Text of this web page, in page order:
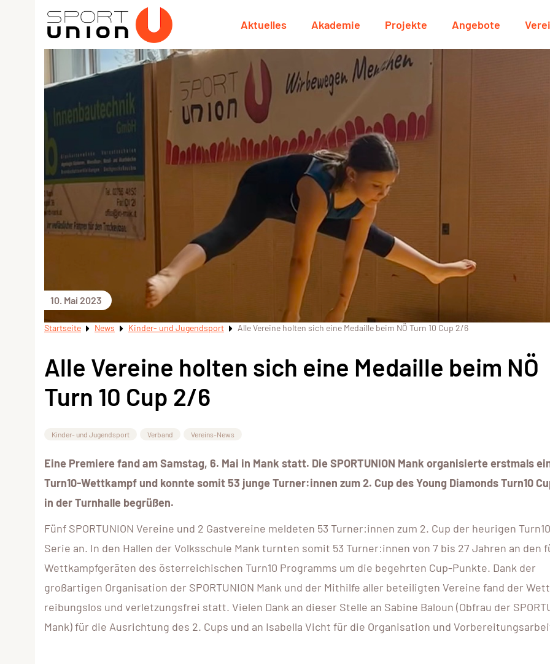
Aktuelles Akademie Projekte Angebote
10. Mai 2023
Startseite News Kinder- und Jugendsport Alle Vereine holten sich eine Medaille beim NÖ Turn 10 Cup 2/6
Alle Vereine holten sich eine Medaille beim NÖ
Turn 10 Cup 2/6
Kinder- und Jugendsport Verband Vereins-News
Eine Premiere fand am Samstag, 6. Mai in Mank statt. Die SPORTUNION Mank organisierte erstmals
Turn10-Wettkampf und konnte somit 53 junge Turner:innen zum 2. Cup des Young Diamonds Turn10
in der Turnhalle begrüßen.
Fünf SPORTUNION Vereine und 2 Gastvereine meldeten 53 Turner:innen zum 2. Cup der heurigen
Serie an. In den Hallen der Volksschule Mank turnten somit 53 Turner:innen von 7 bis 27 Jahren an den
Wettkampfgeräten des österreichischen Turn10 Programms um die begehrten Cup-Punkte. Dank der
großartigen Organisation der SPORTUNION Mank und der Mithilfe aller beteiligten Vereine fand der
reibungslos und verletzungsfrei statt. Vielen Dank an dieser Stelle an Sabine Baloun (Obfrau der
Mank) für die Ausrichtung des 2. Cups und an Isabella Vicht für die Organisation und